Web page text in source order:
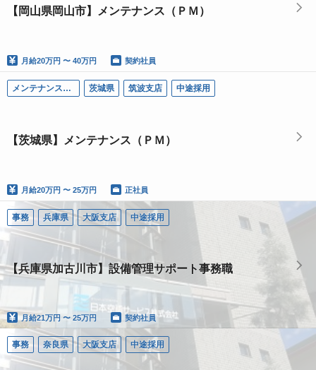
【岡山県岡山市】メンテナンス（ＰＭ）
月給20万円 〜 40万円 契約社員
メンテナンス（ＰＭ） 茨城県 筑波支店 中途採用
【茨城県】メンテナンス（ＰＭ）
月給20万円 〜 25万円 正社員
事務 兵庫県 大阪支店 中途採用
【兵庫県加古川市】設備管理サポート事務職
月給21万円 〜 25万円 契約社員
事務 奈良県 大阪支店 中途採用